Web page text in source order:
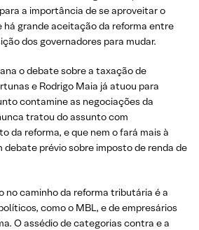
a importância de se aproveitar o
há grande aceitação da reforma entre
dos governadores para mudar.
o debate sobre a taxação de
e Rodrigo Maia já atuou para
contamine as negociações da
tratou do assunto com
da reforma, e que nem o fará mais à
debate prévio sobre imposto de renda de
no caminho da reforma tributária é a
como o MBL, e de empresários
O assédio de categorias contra e a